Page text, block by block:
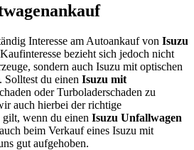
Interesse am Autoankauf von Isuzu
bezieht sich jedoch nicht
sondern auch Isuzu mit optischen
Solltest du einen Isuzu mit
oder Turboladerschaden zu
auch hierbei der richtige
gilt, wenn du einen Isuzu Unfallwagen
beim Verkauf eines Isuzu mit
gut aufgehoben.